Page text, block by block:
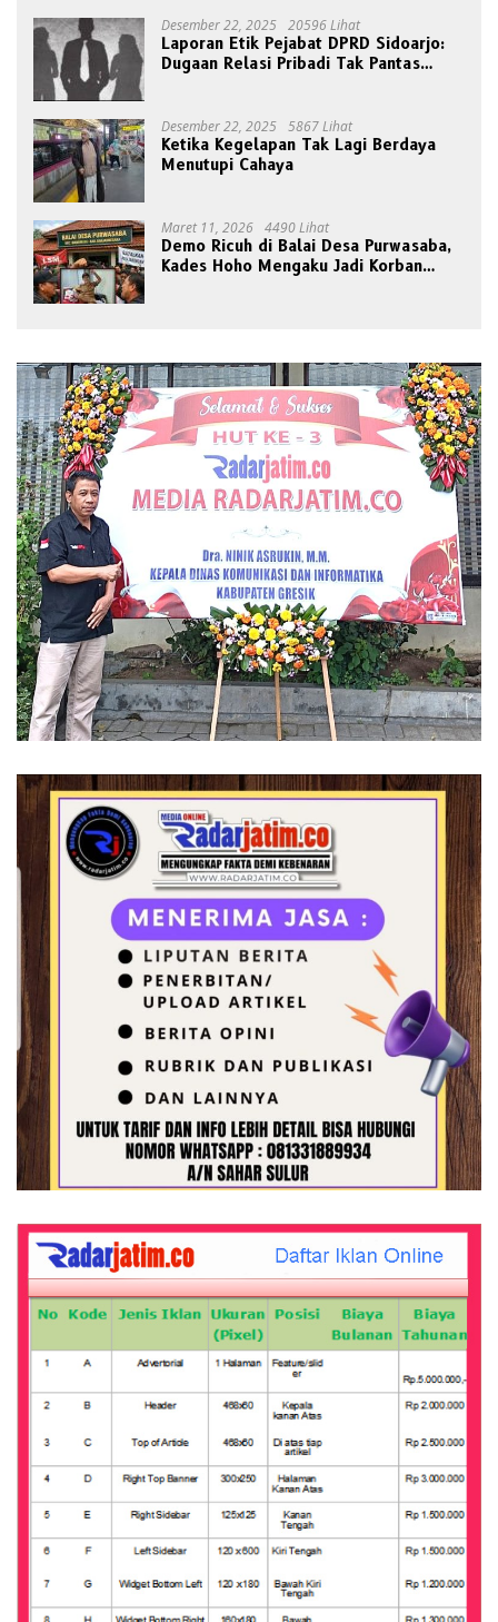
Desember 22, 2025 20596 Lihat
Laporan Etik Pejabat DPRD Sidoarjo:
Dugaan Relasi Pribadi Tak Pantas
Desember 22, 2025 5867 Lihat
Ketika Kegelapan Tak Lagi Berdaya
Menutupi Cahaya
Maret 11, 2026 4490 Lihat
Demo Ricuh di Balai Desa Purwasaba,
Kades Hoho Mengaku Jadi Korban